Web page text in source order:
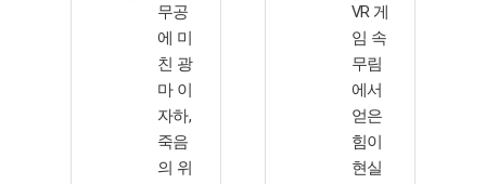
무공
에 미
친 광
마 이
자하,
죽음
의 위
VR 게
임 속
무림
에서
얻은
힘이
현실